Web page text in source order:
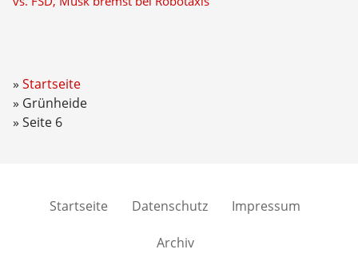
Startseite
Grünheide
Seite 6
Startseite Datenschutz Impressum
Archiv